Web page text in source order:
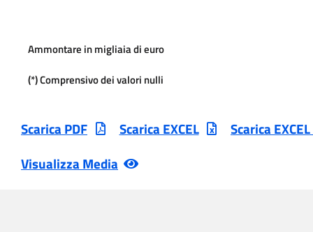
Ammontare in migliaia di euro
(*) Comprensivo dei valori nulli